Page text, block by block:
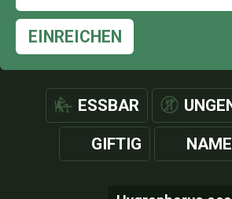
EINREICHEN
ESSBAR
GIFTIG